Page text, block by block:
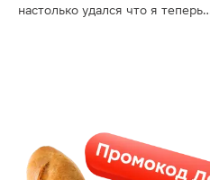
настолько удался что я теперь
употреблении не возникает
дискомфорт со стороны